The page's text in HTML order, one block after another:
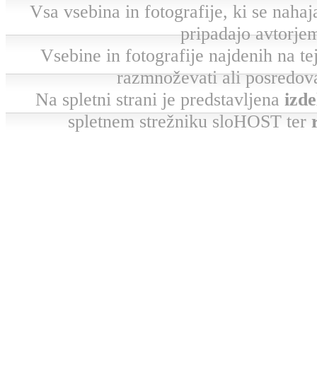
Vsa vsebina in fotografije, ki se
pripadajo
Vsebine in fotografije najdenih na
razmnoževati ali
Na spletni strani je predstavljena
spletnem strežniku sloHOST ter